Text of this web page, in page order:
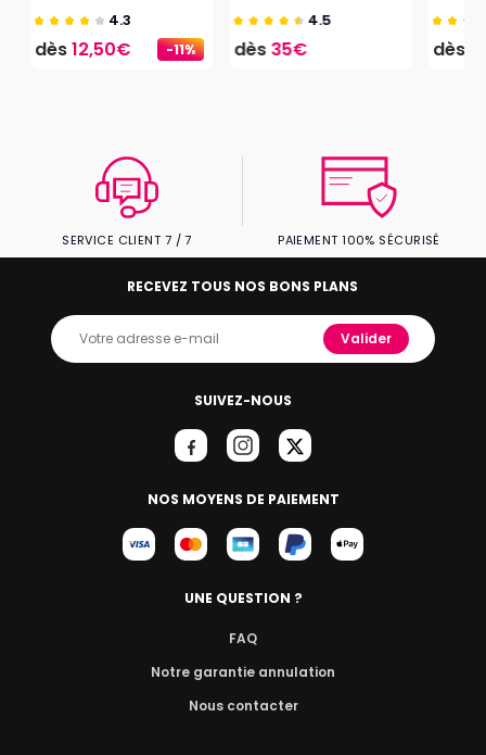
-11%
4.3
dès12,50€
4.5
dès35€ dès
SERVICE CLIENT 7 / 7 PAIEMENT 100% SÉCURISÉ
SUIVEZ-NOUS
NOS MOYENS DE PAIEMENT
RECEVEZ TOUS NOS BONS PLANS
Valider
UNE QUESTION ?
FAQ
Notre garantie annulation
Nous contacter